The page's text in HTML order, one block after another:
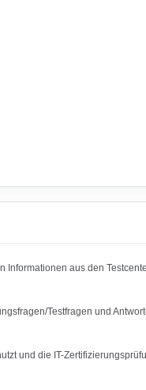
aus den
Testfragen und
und die IT-